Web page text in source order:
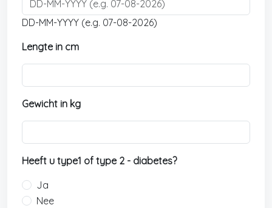
i
u
+
3
DD-MM-YYYY (e.g. 07-08-2026)
Lengte in cm
Gewicht in kg
Heeft u type1 of type 2 - diabetes?
Ja
Nee